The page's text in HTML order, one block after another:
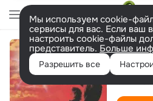
Мы используем cookie-
сервисы для вас. Если ваш
настроить cookie-файлы
представитель. Больше
Разрешить все Bad